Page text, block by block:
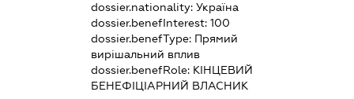
dossier.nationality:Україна
dossier.benefInterest:100
dossier.benefType: Прямий
вирішальний вплив
dossier.benefRole: КІНЦЕВИЙ
БЕНЕФІЦІАРНИЙ ВЛАСНИК